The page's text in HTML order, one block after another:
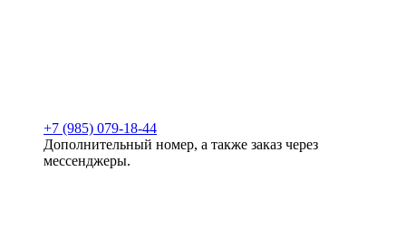
+7 (985) 079-18-44
Дополнительный номер, а также заказ через
мессенджеры.